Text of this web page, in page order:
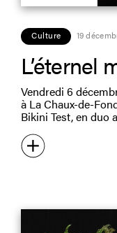
Culture 19
L’éternel
Vendredi 6
à La Chaux-de-
Bikini Test, en duo